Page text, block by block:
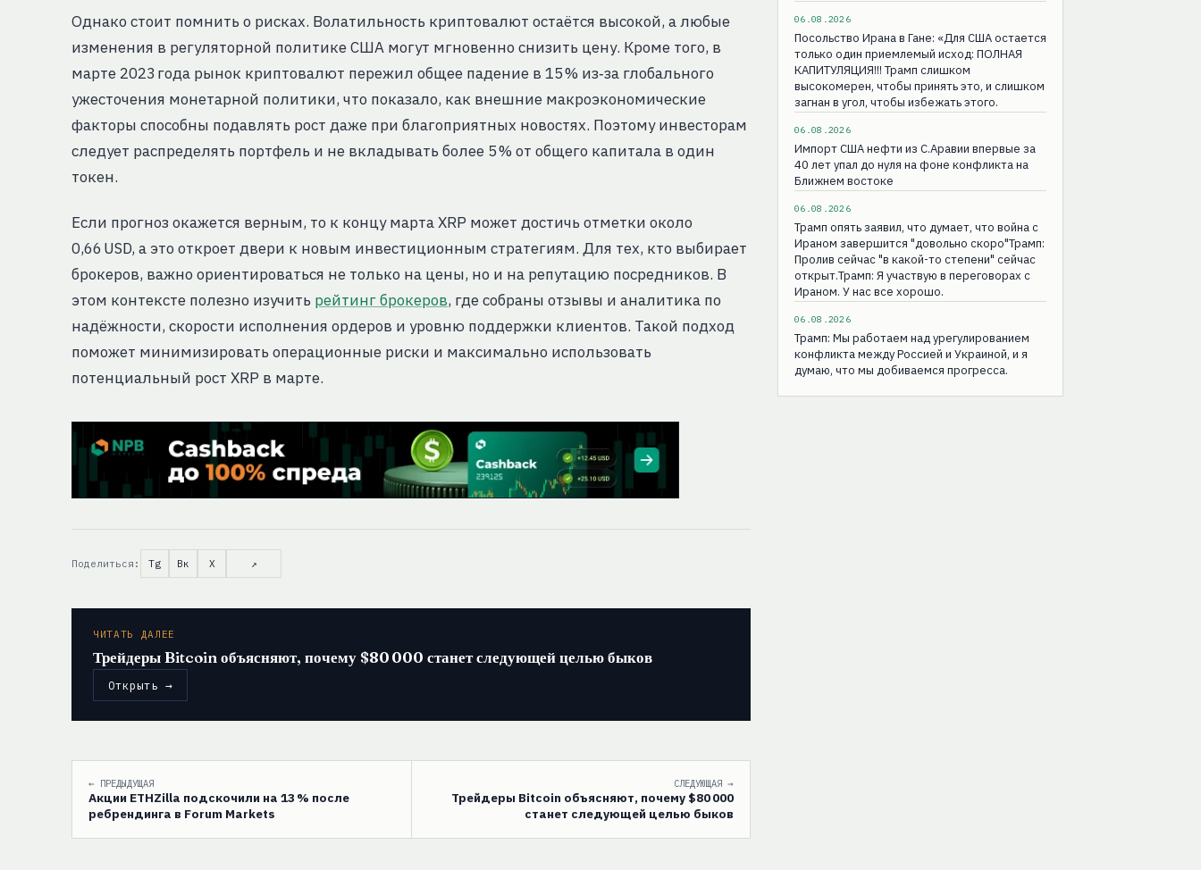
Однако стоит помнить о рисках. Волатильность криптовалют остаётся высокой, а любые
изменения в регуляторной политике США могут мгновенно снизить цену. Кроме того, в
марте 2023 года рынок криптовалют пережил общее падение в 15 % из‑за глобального
ужесточения монетарной политики, что показало, как внешние макроэкономические
факторы способны подавлять рост даже при благоприятных новостях. Поэтому инвесторам
следует распределять портфель и не вкладывать более 5 % от общего капитала в один
токен.
Если прогноз окажется верным, то к концу марта XRP может достичь отметки около
0,66 USD, а это откроет двери к новым инвестиционным стратегиям. Для тех, кто выбирает
брокеров, важно ориентироваться не только на цены, но и на репутацию посредников. В
этом контексте полезно изучить рейтинг брокеров, где собраны отзывы и аналитика по
надёжности, скорости исполнения ордеров и уровню поддержки клиентов. Такой подход
поможет минимизировать операционные риски и максимально использовать
потенциальный рост XRP в марте.
Поделиться: Tg Вк X ↗
ЧИТАТЬ ДАЛЕЕ
Трейдеры Bitcoin объясняют, почему $80 000 станет следующей целью быков
Открыть →
← ПРЕДЫДУЩАЯ
Акции ETHZilla подскочили на 13 % после
ребрендинга в Forum Markets
СЛЕДУЮЩАЯ →
Трейдеры Bitcoin объясняют, почему $80 000
станет следующей целью быков
06.08.2026
Посольство Ирана в Гане: «Для США остаeтся
только один приемлемый исход: ПОЛНАЯ
КАПИТУЛЯЦИЯ!!! Трамп слишком
высокомерен, чтобы принять это, и слишком
загнан в угол, чтобы избежать этого.
06.08.2026
Импорт США нефти из С.Аравии впервые за
40 лет упал до нуля на фоне конфликта на
Ближнем востоке
06.08.2026
Трамп опять заявил, что думает, что война с
Ираном завершится "довольно скоро"Трамп:
Пролив сейчас "в какой-то степени" сейчас
открыт.Трамп: Я участвую в переговорах с
Ираном. У нас все хорошо.
06.08.2026
Трамп: Мы работаем над урегулированием
конфликта между Россией и Украиной, и я
думаю, что мы добиваемся прогресса.